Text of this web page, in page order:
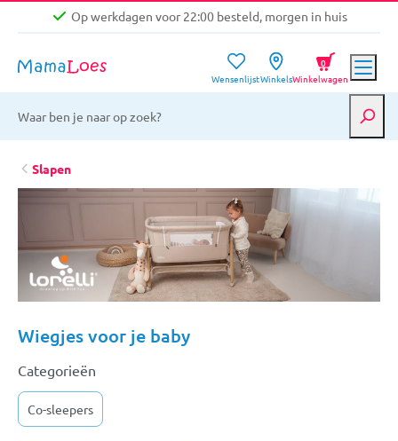
Op werkdagen voor 22:00 besteld, morgen in huis
Gratis verzending vanaf €39,-
Op werkdagen voor 22:00 besteld, morgen in huis
WensenlijstWinkelsWinkelwagen
0
Slapen
Wiegjes voor je baby
Categorieën
Co-sleepers